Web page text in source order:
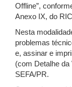
Offline”,
Anexo IX, do
Nesta
problemas
e, assinar e
(com Detalhe
SEFA/PR.